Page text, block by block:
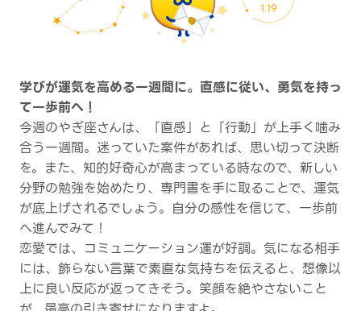
学びが運気を高める一週間に。直感に従い、勇気を持っ
て一歩前へ！
今週のやぎ座さんは、「直感」と「行動」が上手く噛み
合う一週間。迷っていた案件があれば、思い切って決断
を。また、知的好奇心が高まっている時なので、新しい
分野の勉強を始めたり、専門書を手に取ることで、運気
が底上げされるでしょう。自分の感性を信じて、一歩前
へ進んでみて！
恋愛では、コミュニケーション運が好調。気になる相手
には、飾らない言葉で素直な気持ちを伝えると、想像以
上に良い反応が返ってきそう。笑顔を絶やさないこと